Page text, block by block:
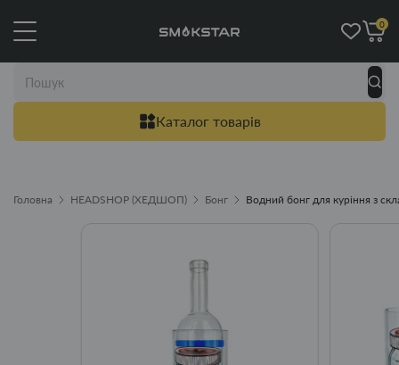
Каталог товарів
0
Головна HEADSHOP (ХЕДШОП) Бонг Водний бонг для куріння з